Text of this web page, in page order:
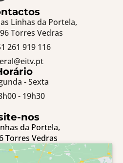
Linhas da Portela,
Torres Vedras
261 919 116
- Sexta
- 19h30
nos
da Portela,
Torres Vedras